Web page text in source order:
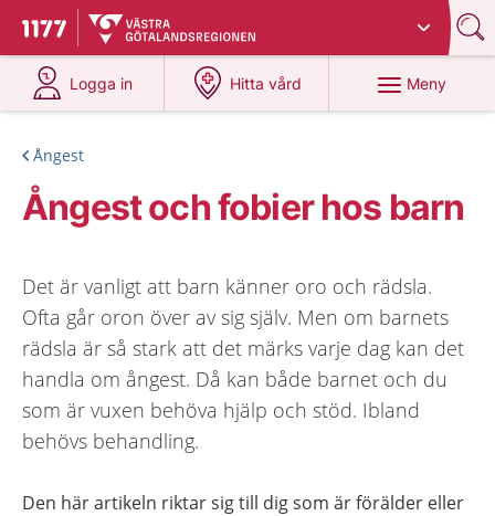
Till startsidan för 1177
Du har valt region
Logga in
på 1177.se
Hitta vård
på 1177.se
Meny
Ångest
Ångest och fobier hos barn
Det är vanligt att barn känner oro och rädsla.
Ofta går oron över av sig själv. Men om barnets
rädsla är så stark att det märks varje dag kan det
handla om ångest. Då kan både barnet och du
som är vuxen behöva hjälp och stöd. Ibland
behövs behandling.
Den här artikeln riktar sig till dig som är förälder eller